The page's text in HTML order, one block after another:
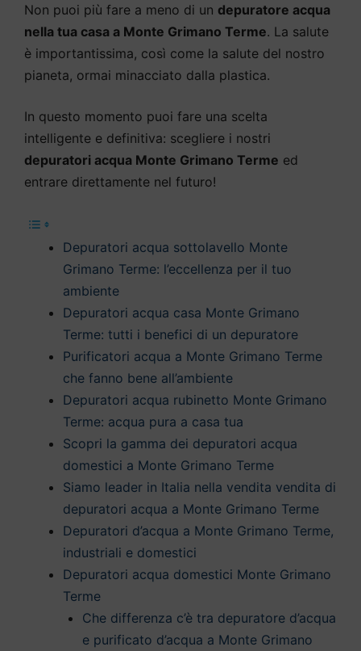
Non puoi più fare a meno di un depuratore acqua
nella tua casa a Monte Grimano Terme. La salute
è importantissima, così come la salute del nostro
pianeta, ormai minacciato dalla plastica.
In questo momento puoi fare una scelta
intelligente e definitiva: scegliere i nostri
depuratori acqua Monte Grimano Terme ed
entrare direttamente nel futuro!
Depuratori acqua sottolavello Monte
Grimano Terme: l’eccellenza per il tuo
ambiente
Depuratori acqua casa Monte Grimano
Terme: tutti i benefici di un depuratore
Purificatori acqua a Monte Grimano Terme
che fanno bene all’ambiente
Depuratori acqua rubinetto Monte Grimano
Terme: acqua pura a casa tua
Scopri la gamma dei depuratori acqua
domestici a Monte Grimano Terme
Siamo leader in Italia nella vendita vendita di
depuratori acqua a Monte Grimano Terme
Depuratori d’acqua a Monte Grimano Terme,
industriali e domestici
Depuratori acqua domestici Monte Grimano
Terme
Che differenza c’è tra depuratore d’acqua
e purificato d’acqua a Monte Grimano